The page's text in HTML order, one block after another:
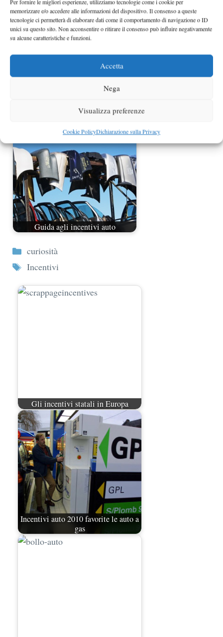
memorizzare e/o accedere alle informazioni del dispositivo. Il consenso a queste
tecnologie ci permetterà di elaborare dati come il comportamento di navigazione o ID
unici su questo sito. Non acconsentire o ritirare il consenso può influire negativamente
su alcune caratteristiche e funzioni.
Accetta
Nega
Visualizza preferenze
Cookie PolicyDichiarazione sulla Privacy
Guida agli incentivi auto
Categorie
curiosità
Tag
Incentivi
Gli incentivi statali in Europa
Incentivi auto 2010 favorite le auto a
gas